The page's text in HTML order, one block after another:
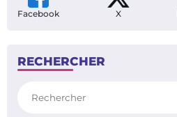
Facebook X
RECHERCHER